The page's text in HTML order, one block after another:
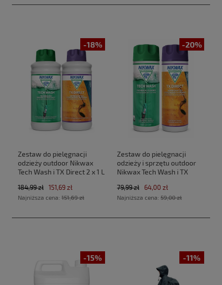
-18%
Zestaw do pielęgnacji
odzieży outdoor Nikwax
Tech Wash i TX Direct 2 x 1 L
184,99 zł 151,69 zł
Najniższa cena: 151,69 zł
-20%
Zestaw do pielęgnacji
odzieży i sprzętu outdoor
Nikwax Tech Wash i TX
79,99 zł 64,00 zł
Najniższa cena: 59,00 zł
-15% -11%